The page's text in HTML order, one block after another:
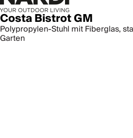
Costa Bistrot GM
Polypropylen-Stuhl mit Fiberglas,
Garten